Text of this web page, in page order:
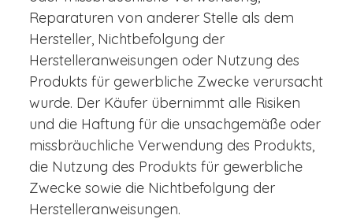
Reparaturen von anderer Stelle als dem
Hersteller, Nichtbefolgung der
Herstelleranweisungen oder Nutzung des
Produkts für gewerbliche Zwecke verursacht
wurde. Der Käufer übernimmt alle Risiken
und die Haftung für die unsachgemäße oder
missbräuchliche Verwendung des Produkts,
die Nutzung des Produkts für gewerbliche
Zwecke sowie die Nichtbefolgung der
Herstelleranweisungen.